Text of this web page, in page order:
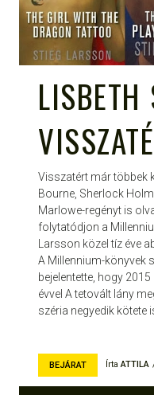
LISBETH
Visszatért már többek
Bourne, Sherlock
Marlowe-regényt is
folytatódjon a
Larsson közel tíz éve
A Millennium-könyvek
bejelentette, hogy
évvel A tetovált lány
széria negyedik kötete
BEJÁRAT ÍrtaATTILA